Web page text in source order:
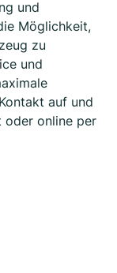
und
Möglichkeit,
zu
und
auf und
oder online per